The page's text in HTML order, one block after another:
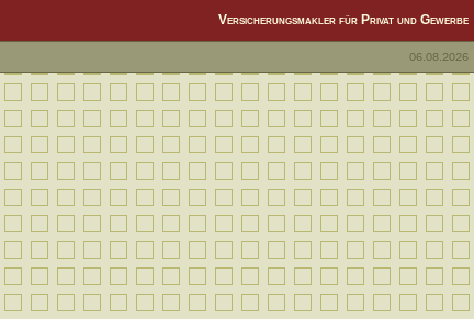
Versicherungsmakler für Privat und Gewerbe
06.08.2026